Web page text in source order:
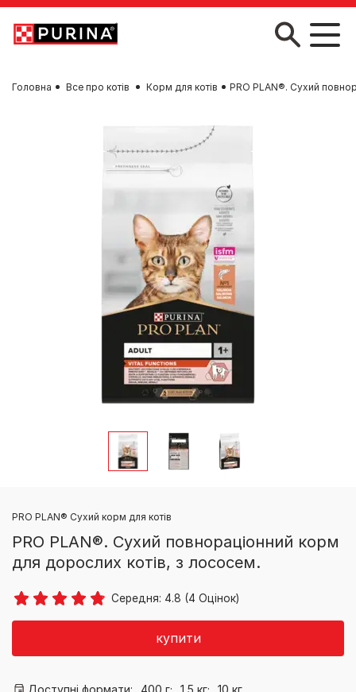
Skip to main content
Головна Все про котів Корм для котів PRO PLAN®. Сухий
PRO PLAN® Сухий корм для котів
PRO PLAN®. Сухий повнораціонний корм
для дорослих котів, з лососем.
Середня: 4.8 (4 Оцінок)
купити
Доступні формати: 400 г; 1.5 кг; 10 кг